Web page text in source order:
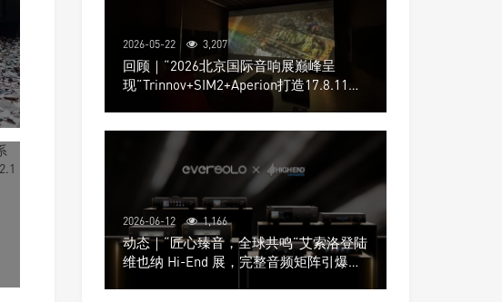
2026-05-22 3,207
回顾｜“2026北京国际音响展巅峰呈
现”Trinnov+SIM2+Aperion打造17.8.11声
2026-06-12 1,166
动态｜“匠心臻音，全球共鸣”艾索洛登陆
维也纳 Hi-End 展，完整音频矩阵引爆关